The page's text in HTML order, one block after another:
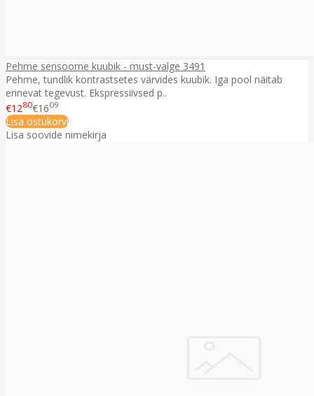
Pehme sensoorne kuubik - must-valge 3491
Pehme, tundlik kontrastsetes värvides kuubik. Iga pool näitab
erinevat tegevust. Ekspressiivsed p..
€1280€1609
Lisa ostukorvi
Lisa soovide nimekirja